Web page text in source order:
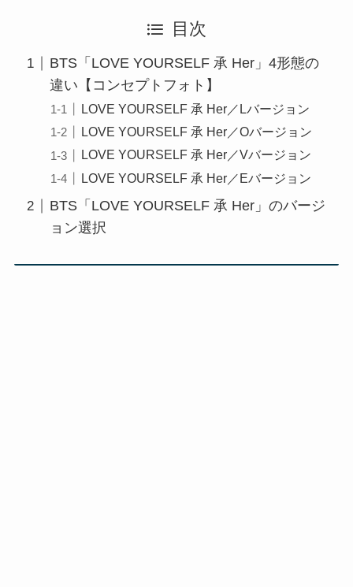
目次
BTS「LOVE YOURSELF 承 Her」4形態の
違い【コンセプトフォト】
LOVE YOURSELF 承 Her／Lバージョン
LOVE YOURSELF 承 Her／Oバージョン
LOVE YOURSELF 承 Her／Vバージョン
LOVE YOURSELF 承 Her／Eバージョン
BTS「LOVE YOURSELF 承 Her」のバージ
ョン選択